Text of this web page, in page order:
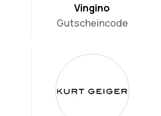
Vingino
Gutscheincode